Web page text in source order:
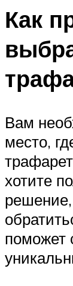
Как
Вам
место,
хотите
поможет